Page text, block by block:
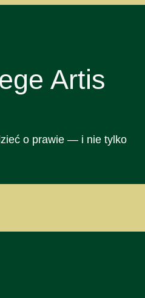
Artis
o prawie — i nie tylko